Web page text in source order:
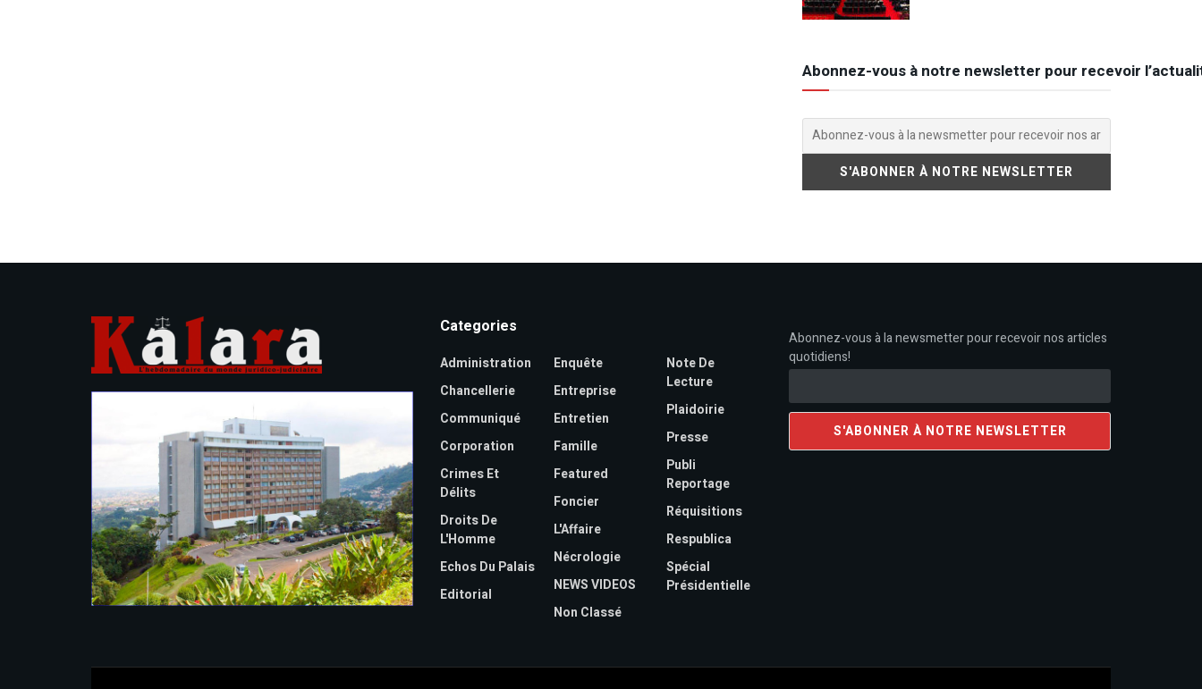
Abonnez-vous à notre newsletter pour recevoir
Categories
Administration
Chancellerie
Communiqué
Corporation
Crimes Et
Délits
Droits De
L'Homme
Echos Du Palais
Editorial
Enquête
Entreprise
Entretien
Famille
Featured
Foncier
L'Affaire
Nécrologie
NEWS VIDEOS
Non Classé
Note De
Lecture
Plaidoirie
Presse
Publi
Reportage
Réquisitions
Respublica
Spécial
Présidentielle
Abonnez-vous à la newsmetter pour recevoir nos articles
quotidiens!